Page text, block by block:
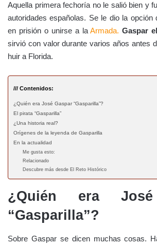
Aquella primera fechoría no le salió bien y
autoridades españolas. Se le dio la opción
en prisión o unirse a laArmada. Gaspar
sirvió con valor durante varios años antes
huir a Florida.
/// Contenidos:
¿Quién era José Gaspar “Gasparilla”?
El pirata “Gasparilla”
¿Una historia real?
Orígenes de la leyenda de Gasparilla
En la actualidad
Me gusta esto:
Relacionado
Descubre más desde El Reto Histórico
¿Quién era José
“Gasparilla”?
Sobre Gaspar se dicen muchas cosas.